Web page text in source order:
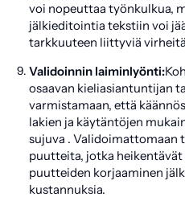
voi nopeuttaa työnkulkua,
jälkieditointia tekstiin voi
tarkkuuteen liittyviä
Validoinnin laiminlyönti:
osaavan kieliasiantuntijan
varmistamaan, että
lakien ja käytäntöjen
sujuva . Validoimattomaan
puutteita, jotka
puutteiden korjaaminen
kustannuksia.